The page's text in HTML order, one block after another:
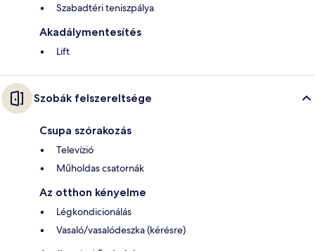
Szabadtéri teniszpálya
Akadálymentesítés
Lift
Szobák felszereltsége
Csupa szórakozás
Televízió
Műholdas csatornák
Az otthon kényelme
Légkondicionálás
Vasaló/vasalódeszka (kérésre)